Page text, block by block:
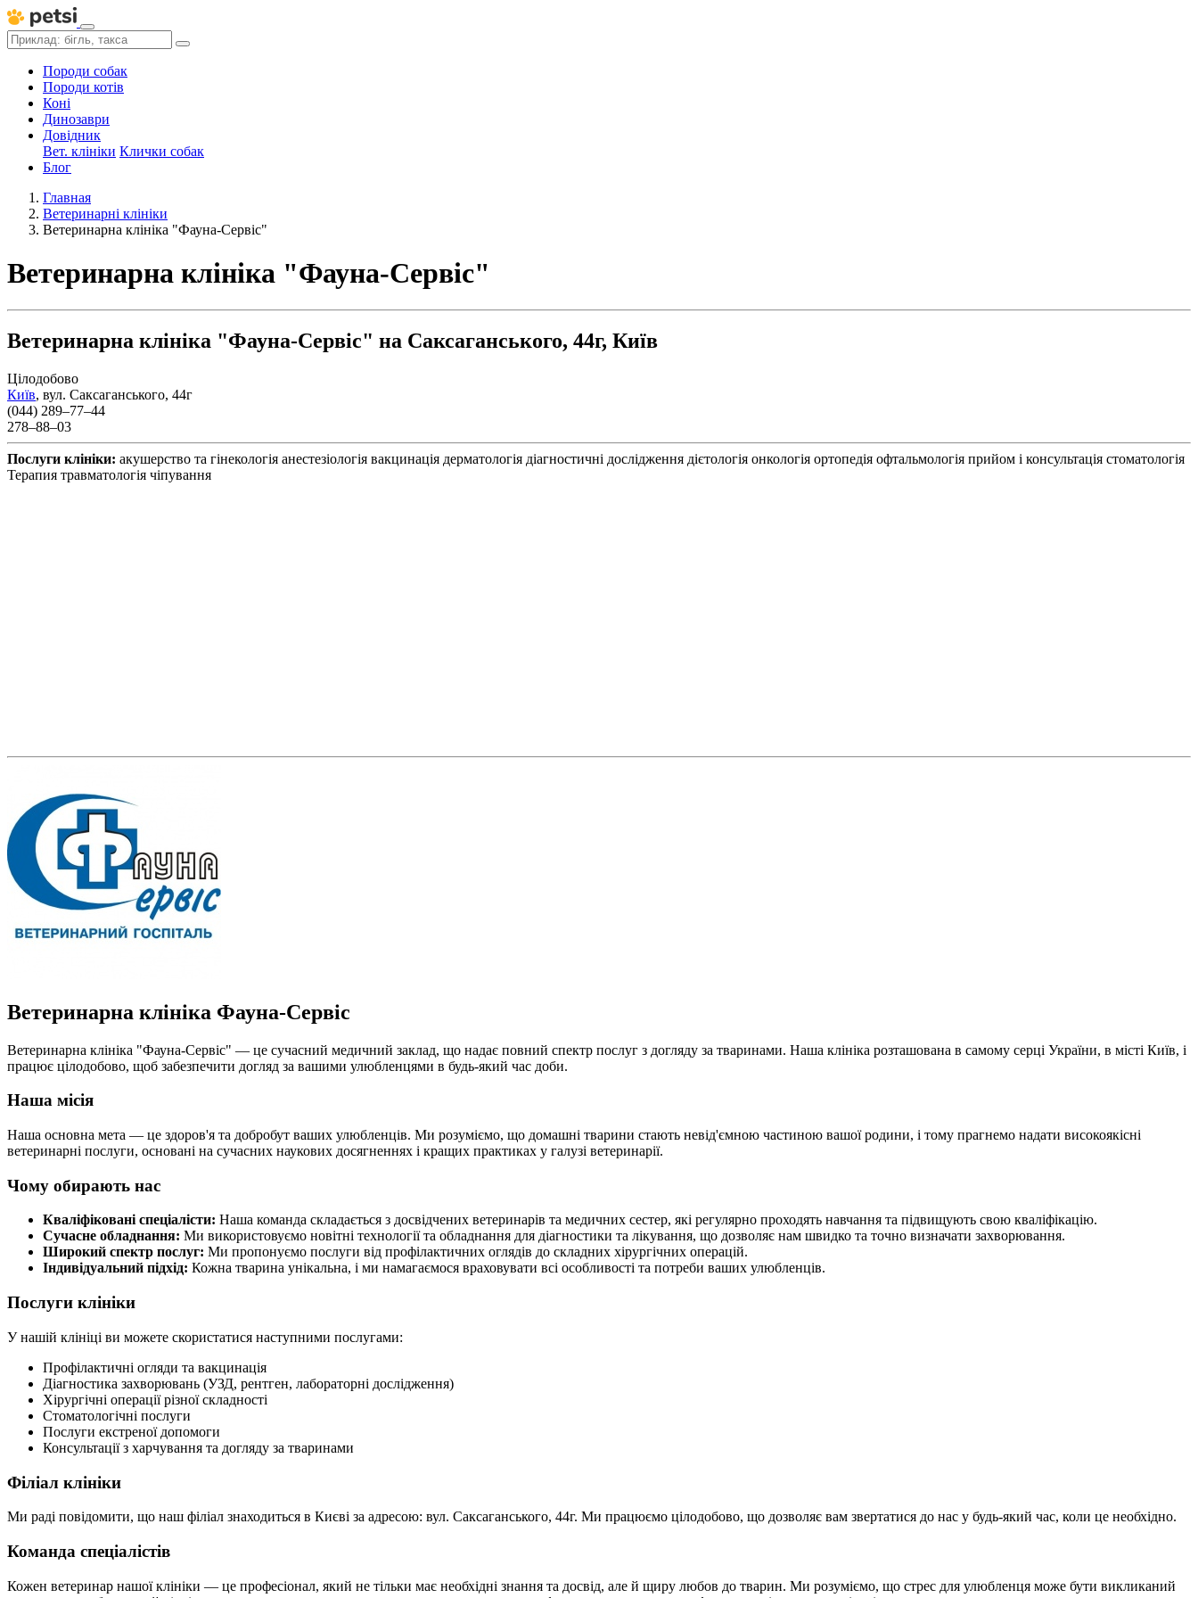
Породи собак
Породи котів
Коні
Динозаври
Довідник
Вет. клініки Клички собак
Блог
Главная
Ветеринарні клініки
Ветеринарна клініка "Фауна-Сервіс"
Ветеринарна клініка "Фауна-Сервіс"
Ветеринарна клініка "Фауна-Сервіс" на Саксаганського, 44г, Київ
Цілодобово
Київ, вул. Саксаганського, 44г
(044) 289–77–44
278–88–03
Послуги клініки: акушерство та гінекологія анестезіологія вакцинація дерматологія діагностичні дослідження дієтологія онкологія ортопедія офтальмологія прийом і консультація стоматологія
Терапия травматологія чіпування
Ветеринарна клініка Фауна-Сервіс
Ветеринарна клініка "Фауна-Сервіс" — це сучасний медичний заклад, що надає повний спектр послуг з догляду за тваринами. Наша клініка розташована в самому серці України, в місті Київ, і
працює цілодобово, щоб забезпечити догляд за вашими улюбленцями в будь-який час доби.
Наша місія
Наша основна мета — це здоров'я та добробут ваших улюбленців. Ми розуміємо, що домашні тварини стають невід'ємною частиною вашої родини, і тому прагнемо надати високоякісні
ветеринарні послуги, основані на сучасних наукових досягненнях і кращих практиках у галузі ветеринарії.
Чому обирають нас
Кваліфіковані спеціалісти: Наша команда складається з досвідчених ветеринарів та медичних сестер, які регулярно проходять навчання та підвищують свою кваліфікацію.
Сучасне обладнання: Ми використовуємо новітні технології та обладнання для діагностики та лікування, що дозволяє нам швидко та точно визначати захворювання.
Широкий спектр послуг: Ми пропонуємо послуги від профілактичних оглядів до складних хірургічних операцій.
Індивідуальний підхід: Кожна тварина унікальна, і ми намагаємося враховувати всі особливості та потреби ваших улюбленців.
Послуги клініки
У нашій клініці ви можете скористатися наступними послугами:
Профілактичні огляди та вакцинація
Діагностика захворювань (УЗД, рентген, лабораторні дослідження)
Хірургічні операції різної складності
Стоматологічні послуги
Послуги екстреної допомоги
Консультації з харчування та догляду за тваринами
Філіал клініки
Ми раді повідомити, що наш філіал знаходиться в Києві за адресою: вул. Саксаганського, 44г. Ми працюємо цілодобово, що дозволяє вам звертатися до нас у будь-який час, коли це необхідно.
Команда спеціалістів
Кожен ветеринар нашої клініки — це професіонал, який не тільки має необхідні знання та досвід, але й щиру любов до тварин. Ми розуміємо, що стрес для улюбленця може бути викликаний